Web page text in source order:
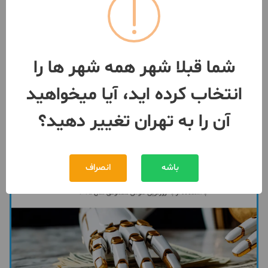
۵۹ متر//خوش نقشه/فروش
فوری/زیر قیمت
تهران
مبلغ
3,400,000,000 تومان
3 ماه پیش 091205***08
شما قبلا شهر همه شهر ها را
انتخاب کرده اید، آیا میخواهید
آن را به تهران تغییر دهید؟
باشه انصراف